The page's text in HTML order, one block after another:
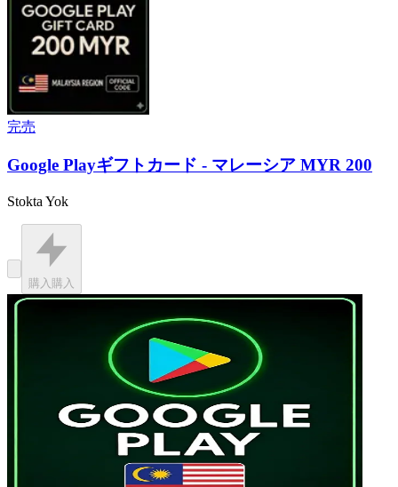
完売
Google Playギフトカード - マレーシア MYR 200
Stokta Yok
購入 購入